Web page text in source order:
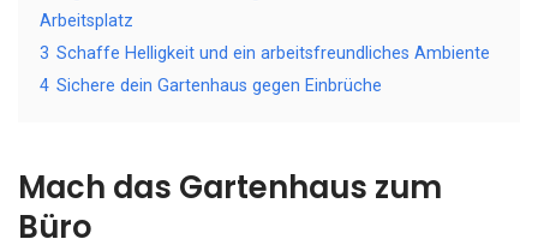
Arbeitsplatz
3 Schaffe Helligkeit und ein arbeitsfreundliches Ambiente
4 Sichere dein Gartenhaus gegen Einbrüche
Mach das Gartenhaus zum
Büro